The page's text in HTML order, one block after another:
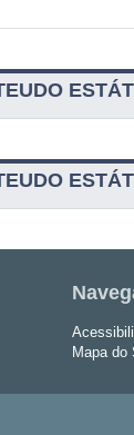
Mapa do